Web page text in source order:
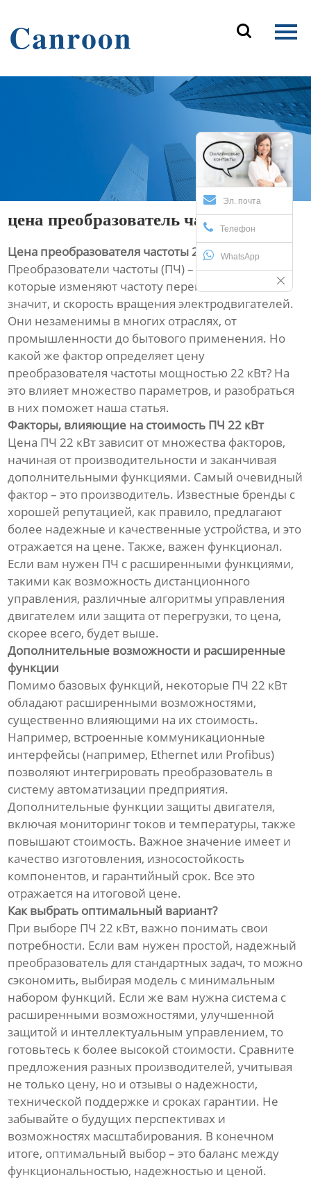

Продукция
Эл. почта
Телефон
WhatsApp
цена преобразователь частоты 2 2
Цена преобразователя частоты 22 кВт
Преобразователи частоты (ПЧ) – это устройства,
которые изменяют частоту переменного тока, а
значит, и скорость вращения электродвигателей.
Они незаменимы в многих отраслях, от
промышленности до бытового применения. Но
какой же фактор определяет цену
преобразователя частоты мощностью 22 кВт? На
это влияет множество параметров, и разобраться
в них поможет наша статья.
Факторы, влияющие на стоимость ПЧ 22 кВт
Цена ПЧ 22 кВт зависит от множества факторов,
начиная от производительности и заканчивая
дополнительными функциями. Самый очевидный
фактор – это производитель. Известные бренды с
хорошей репутацией, как правило, предлагают
более надежные и качественные устройства, и это
отражается на цене. Также, важен функционал.
Если вам нужен ПЧ с расширенными функциями,
такими как возможность дистанционного
управления, различные алгоритмы управления
двигателем или защита от перегрузки, то цена,
скорее всего, будет выше.
Дополнительные возможности и расширенные
функции
Помимо базовых функций, некоторые ПЧ 22 кВт
обладают расширенными возможностями,
существенно влияющими на их стоимость.
Например, встроенные коммуникационные
интерфейсы (например, Ethernet или Profibus)
позволяют интегрировать преобразователь в
систему автоматизации предприятия.
Дополнительные функции защиты двигателя,
включая мониторинг токов и температуры, также
повышают стоимость. Важное значение имеет и
качество изготовления, износостойкость
компонентов, и гарантийный срок. Все это
отражается на итоговой цене.
Как выбрать оптимальный вариант?
При выборе ПЧ 22 кВт, важно понимать свои
потребности. Если вам нужен простой, надежный
преобразователь для стандартных задач, то можно
сэкономить, выбирая модель с минимальным
набором функций. Если же вам нужна система с
расширенными возможностями, улучшенной
защитой и интеллектуальным управлением, то
готовьтесь к более высокой стоимости. Сравните
предложения разных производителей, учитывая
не только цену, но и отзывы о надежности,
технической поддержке и сроках гарантии. Не
забывайте о будущих перспективах и
возможностях масштабирования. В конечном
итоге, оптимальный выбор – это баланс между
функциональностью, надежностью и ценой.